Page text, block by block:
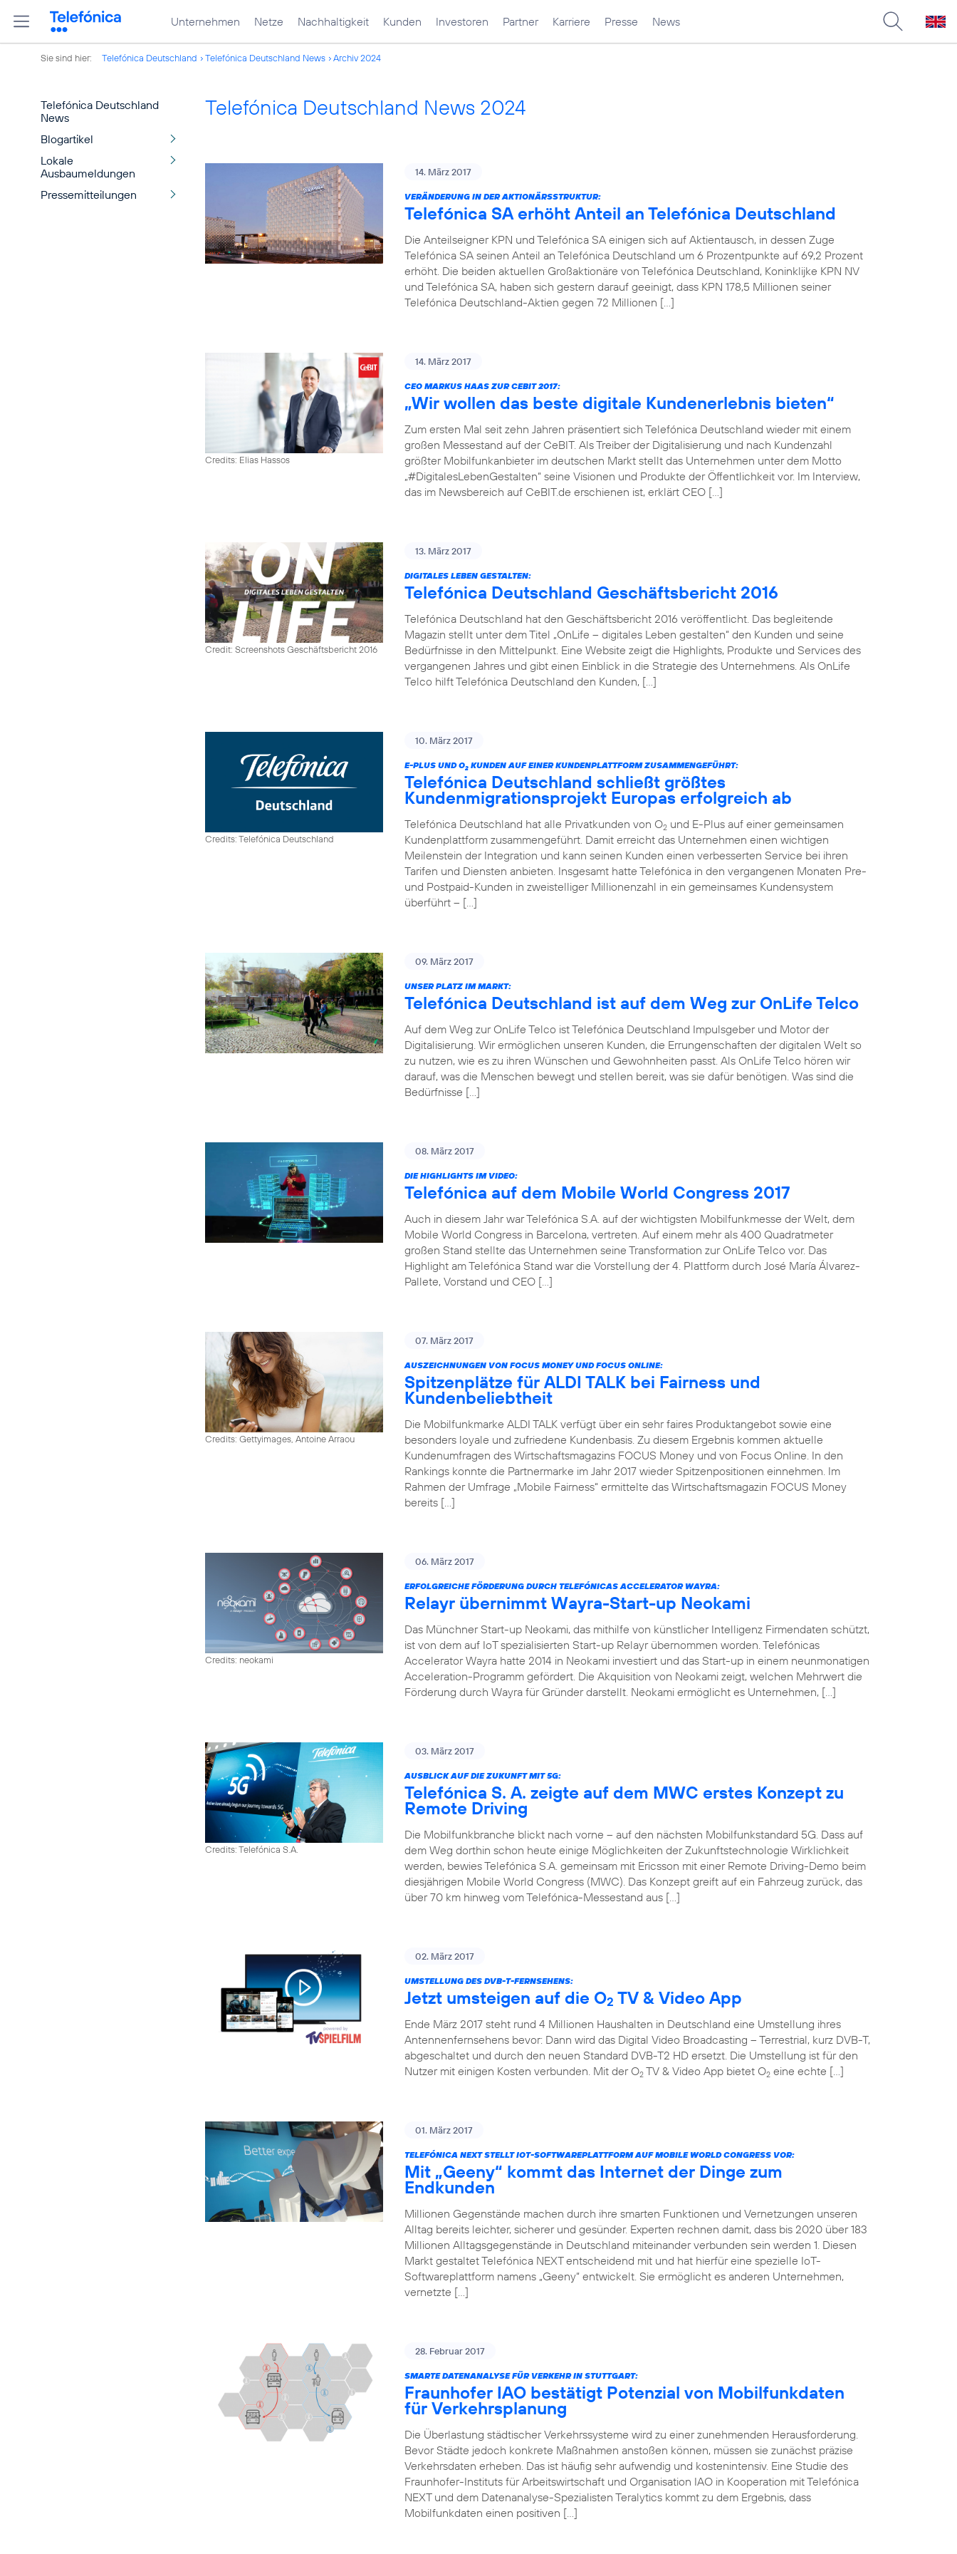
Unternehmen Netze Nachhaltigkeit Kunden Investoren Partner Karriere Presse News
Sie sind hier: Telefónica Deutschland Telefónica Deutschland News Archiv 2024
Telefónica Deutschland
News
Blogartikel
Lokale
Ausbaumeldungen
Pressemitteilungen
Telefónica Deutschland News 2024
14. März 2017
VERÄNDERUNG IN DER AKTIONÄRSSTRUKTUR:
Telefónica SA erhöht Anteil an Telefónica Deutschland
Die Anteilseigner KPN und Telefónica SA einigen sich auf Aktientausch, in dessen Zuge
Telefónica SA seinen Anteil an Telefónica Deutschland um 6 Prozentpunkte auf 69,2 Prozent
erhöht. Die beiden aktuellen Großaktionäre von Telefónica Deutschland, Koninklijke KPN NV
und Telefónica SA, haben sich gestern darauf geeinigt, dass KPN 178,5 Millionen seiner
Telefónica Deutschland-Aktien gegen 72 Millionen […]
Credits: Elias Hassos
14. März 2017
CEO MARKUS HAAS ZUR CEBIT 2017:
„Wir wollen das beste digitale Kundenerlebnis bieten“
Zum ersten Mal seit zehn Jahren präsentiert sich Telefónica Deutschland wieder mit einem
großen Messestand auf der CeBIT. Als Treiber der Digitalisierung und nach Kundenzahl
größter Mobilfunkanbieter im deutschen Markt stellt das Unternehmen unter dem Motto
„#DigitalesLebenGestalten“ seine Visionen und Produkte der Öffentlichkeit vor. Im Interview,
das im Newsbereich auf CeBIT.de erschienen ist, erklärt CEO […]
Credit: Screenshots Geschäftsbericht 2016
13. März 2017
DIGITALES LEBEN GESTALTEN:
Telefónica Deutschland Geschäftsbericht 2016
Telefónica Deutschland hat den Geschäftsbericht 2016 veröffentlicht. Das begleitende
Magazin stellt unter dem Titel „OnLife – digitales Leben gestalten“ den Kunden und seine
Bedürfnisse in den Mittelpunkt. Eine Website zeigt die Highlights, Produkte und Services des
vergangenen Jahres und gibt einen Einblick in die Strategie des Unternehmens. Als OnLife
Telco hilft Telefónica Deutschland den Kunden, […]
Credits: Telefónica Deutschland
10. März 2017
E-PLUS UND O2 KUNDEN AUF EINER KUNDENPLATTFORM ZUSAMMENGEFÜHRT:
Telefónica Deutschland schließt größtes
Kundenmigrationsprojekt Europas erfolgreich ab
Telefónica Deutschland hat alle Privatkunden von O2 und E-Plus auf einer gemeinsamen
Kundenplattform zusammengeführt. Damit erreicht das Unternehmen einen wichtigen
Meilenstein der Integration und kann seinen Kunden einen verbesserten Service bei ihren
Tarifen und Diensten anbieten. Insgesamt hatte Telefónica in den vergangenen Monaten Pre-
und Postpaid-Kunden in zweistelliger Millionenzahl in ein gemeinsames Kundensystem
überführt – […]
09. März 2017
UNSER PLATZ IM MARKT:
Telefónica Deutschland ist auf dem Weg zur OnLife Telco
Auf dem Weg zur OnLife Telco ist Telefónica Deutschland Impulsgeber und Motor der
Digitalisierung. Wir ermöglichen unseren Kunden, die Errungenschaften der digitalen Welt so
zu nutzen, wie es zu ihren Wünschen und Gewohnheiten passt. Als OnLife Telco hören wir
darauf, was die Menschen bewegt und stellen bereit, was sie dafür benötigen. Was sind die
Bedürfnisse […]
08. März 2017
DIE HIGHLIGHTS IM VIDEO:
Telefónica auf dem Mobile World Congress 2017
Auch in diesem Jahr war Telefónica S.A. auf der wichtigsten Mobilfunkmesse der Welt, dem
Mobile World Congress in Barcelona, vertreten. Auf einem mehr als 400 Quadratmeter
großen Stand stellte das Unternehmen seine Transformation zur OnLife Telco vor. Das
Highlight am Telefónica Stand war die Vorstellung der 4. Plattform durch José María Álvarez-
Pallete, Vorstand und CEO […]
Credits: Gettyimages, Antoine Arraou
07. März 2017
AUSZEICHNUNGEN VON FOCUS MONEY UND FOCUS ONLINE:
Spitzenplätze für ALDI TALK bei Fairness und
Kundenbeliebtheit
Die Mobilfunkmarke ALDI TALK verfügt über ein sehr faires Produktangebot sowie eine
besonders loyale und zufriedene Kundenbasis. Zu diesem Ergebnis kommen aktuelle
Kundenumfragen des Wirtschaftsmagazins FOCUS Money und von Focus Online. In den
Rankings konnte die Partnermarke im Jahr 2017 wieder Spitzenpositionen einnehmen. Im
Rahmen der Umfrage „Mobile Fairness“ ermittelte das Wirtschaftsmagazin FOCUS Money
bereits […]
Credits: neokami
06. März 2017
ERFOLGREICHE FÖRDERUNG DURCH TELEFÓNICAS ACCELERATOR WAYRA:
Relayr übernimmt Wayra-Start-up Neokami
Das Münchner Start-up Neokami, das mithilfe von künstlicher Intelligenz Firmendaten schützt,
ist von dem auf IoT spezialisierten Start-up Relayr übernommen worden. Telefónicas
Accelerator Wayra hatte 2014 in Neokami investiert und das Start-up in einem neunmonatigen
Acceleration-Programm gefördert. Die Akquisition von Neokami zeigt, welchen Mehrwert die
Förderung durch Wayra für Gründer darstellt. Neokami ermöglicht es Unternehmen, […]
Credits: Telefónica S.A.
03. März 2017
AUSBLICK AUF DIE ZUKUNFT MIT 5G:
Telefónica S. A. zeigte auf dem MWC erstes Konzept zu
Remote Driving
Die Mobilfunkbranche blickt nach vorne – auf den nächsten Mobilfunkstandard 5G. Dass auf
dem Weg dorthin schon heute einige Möglichkeiten der Zukunftstechnologie Wirklichkeit
werden, bewies Telefónica S.A. gemeinsam mit Ericsson mit einer Remote Driving-Demo beim
diesjährigen Mobile World Congress (MWC). Das Konzept greift auf ein Fahrzeug zurück, das
über 70 km hinweg vom Telefónica-Messestand aus […]
02. März 2017
UMSTELLUNG DES DVB-T-FERNSEHENS:
Jetzt umsteigen auf die O2 TV & Video App
Ende März 2017 steht rund 4 Millionen Haushalten in Deutschland eine Umstellung ihres
Antennenfernsehens bevor: Dann wird das Digital Video Broadcasting – Terrestrial, kurz DVB-T,
abgeschaltet und durch den neuen Standard DVB-T2 HD ersetzt. Die Umstellung ist für den
Nutzer mit einigen Kosten verbunden. Mit der O2 TV & Video App bietet O2 eine echte […]
01. März 2017
TELEFÓNICA NEXT STELLT IOT-SOFTWAREPLATTFORM AUF MOBILE WORLD CONGRESS VOR:
Mit „Geeny“ kommt das Internet der Dinge zum
Endkunden
Millionen Gegenstände machen durch ihre smarten Funktionen und Vernetzungen unseren
Alltag bereits leichter, sicherer und gesünder. Experten rechnen damit, dass bis 2020 über 183
Millionen Alltagsgegenstände in Deutschland miteinander verbunden sein werden 1. Diesen
Markt gestaltet Telefónica NEXT entscheidend mit und hat hierfür eine spezielle IoT-
Softwareplattform namens „Geeny“ entwickelt. Sie ermöglicht es anderen Unternehmen,
vernetzte […]
28. Februar 2017
SMARTE DATENANALYSE FÜR VERKEHR IN STUTTGART:
Fraunhofer IAO bestätigt Potenzial von Mobilfunkdaten
für Verkehrsplanung
Die Überlastung städtischer Verkehrssysteme wird zu einer zunehmenden Herausforderung.
Bevor Städte jedoch konkrete Maßnahmen anstoßen können, müssen sie zunächst präzise
Verkehrsdaten erheben. Das ist häufig sehr aufwendig und kostenintensiv. Eine Studie des
Fraunhofer-Instituts für Arbeitswirtschaft und Organisation IAO in Kooperation mit Telefónica
NEXT und dem Datenanalyse-Spezialisten Teralytics kommt zu dem Ergebnis, dass
Mobilfunkdaten einen positiven […]